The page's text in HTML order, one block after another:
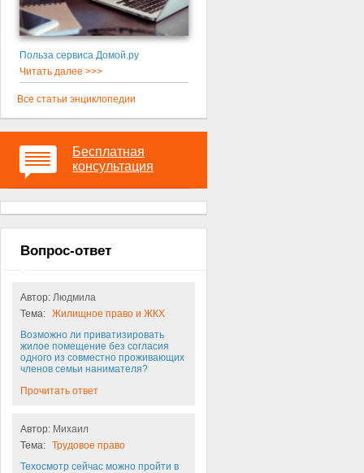
Польза сервиса Домой.ру
Читать далее >>>
Все статьи энциклопедии
Бесплатная
консультация
Вопрос-ответ
Автор: Людмила
Тема: Жилищное право и ЖКХ
Возможно ли приватизировать
жилое помещение без согласия
одного из совместно проживающих
членов семьи нанимателя?
Прочитать ответ
Автор: Михаил
Тема: Трудовое право
Техосмотр сейчас можно пройти в